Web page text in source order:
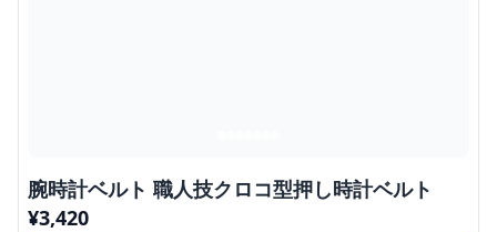
腕時計ベルト 職人技クロコ型押し時計ベルト
¥3,420